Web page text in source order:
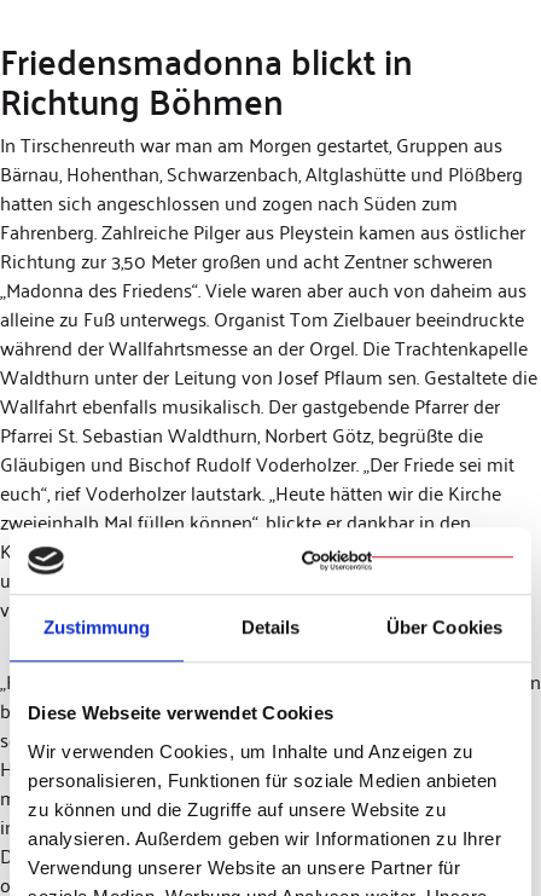
Zustimmung Details Über Cookies
Diese Webseite verwendet Cookies
Wir verwenden Cookies, um Inhalte und Anzeigen zu
personalisieren, Funktionen für soziale Medien anbieten
zu können und die Zugriffe auf unsere Website zu
analysieren. Außerdem geben wir Informationen zu Ihrer
Verwendung unserer Website an unsere Partner für
Friedensmadonna blickt in
Richtung Böhmen
In Tirschenreuth war man am Morgen gestartet, Gruppen aus
Bärnau, Hohenthan, Schwarzenbach, Altglashütte und Plößberg
hatten sich angeschlossen und zogen nach Süden zum
Fahrenberg. Zahlreiche Pilger aus Pleystein kamen aus östlicher
Richtung zur 3,50 Meter großen und acht Zentner schweren
„Madonna des Friedens“. Viele waren aber auch von daheim aus
alleine zu Fuß unterwegs. Organist Tom Zielbauer beeindruckte
während der Wallfahrtsmesse an der Orgel. Die Trachtenkapelle
Waldthurn unter der Leitung von Josef Pflaum sen. Gestaltete die
Wallfahrt ebenfalls musikalisch. Der gastgebende Pfarrer der
Pfarrei St. Sebastian Waldthurn, Norbert Götz, begrüßte die
Gläubigen und Bischof Rudolf Voderholzer. „Der Friede sei mit
euch“, rief Voderholzer lautstark. „Heute hätten wir die Kirche
zweieinhalb Mal füllen können“, blickte er dankbar in den
Kirchenraum. Neben den Konzelebranten konnte er auch einen
ukrainischen jungen Mann begrüßen, der aus seiner Heimat
vertrieben worden war und die Friedensmesse mitfeierte.
„Heute ist die erste Wallfahrt im Jahr, mir steckt sie auch noch ein
bisschen in den Gliedern“, erklärte der Diözesanbischof
schmunzelnd und sprach dabei so manchen Pilger aus dem
Herzen. Man habe hier auf den Fahrenberg eine große Bitte
mitgenommen, die große Sorge um den Frieden in der Welt.
insbesondere in der Ukraine. Auch sei dies heute eine
Dankwallfahrt, denn es ist die erste Wallfahrt seit drei Jahren
ohne irgendeine Beschränkung. „Der Fahrenberg ist für mich ein